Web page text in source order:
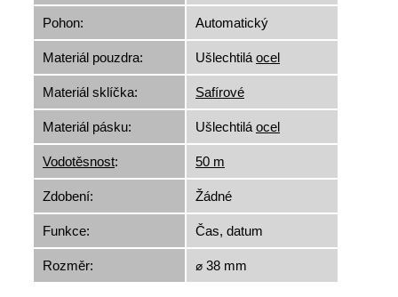
Pohon: Automatický
Materiál pouzdra: Ušlechtilá ocel
Materiál sklíčka: Safírové
Materiál pásku: Ušlechtilá ocel
Vodotěsnost: 50 m
Zdobení: Žádné
Funkce: Čas, datum
Rozměr: ⌀ 38 mm